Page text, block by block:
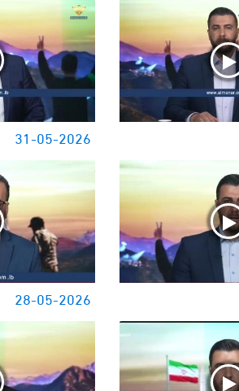
31-05-2026
28-05-2026